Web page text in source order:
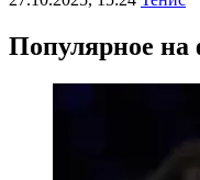
Популярное на